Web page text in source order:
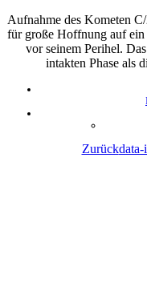
Aufnahme des Kometen
für große Hoffnung auf ein
vor seinem Perihel.
intakten Phase als
Zurück